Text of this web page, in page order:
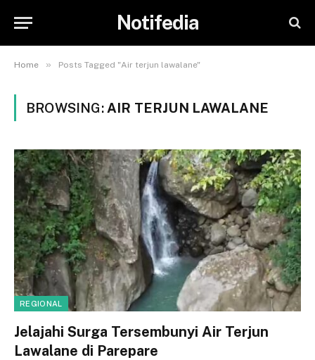
Notifedia
Home » Posts Tagged "Air terjun lawalane"
BROWSING: AIR TERJUN LAWALANE
REGIONAL
Jelajahi Surga Tersembunyi Air Terjun
Lawalane di Parepare